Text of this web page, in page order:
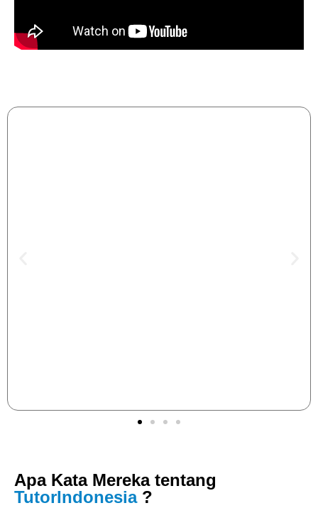
Apa Kata Mereka tentang
TutorIndonesia?